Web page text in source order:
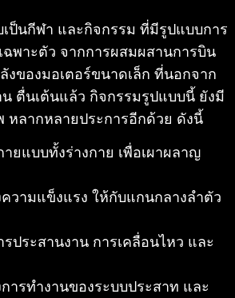
ป็นกีฬา และกิจกรรม ที่มีรูปแบบการ
พาะตัว จากการผสมผสานการบิน
งของมอเตอร์ขนาดเล็ก ที่นอกจาก
ตื่นเต้นแล้ว กิจกรรมรูปแบบนี้ ยังมี
หลากหลายประการอีกด้วย ดังนี้
ยแบบทั้งร่างกาย เพื่อเผาผลาญ
ความแข็งแรง ให้กับแกนกลางลำตัว
ประสานงาน การเคลื่อนไหว และ
ารทำงานของระบบประสาท และ